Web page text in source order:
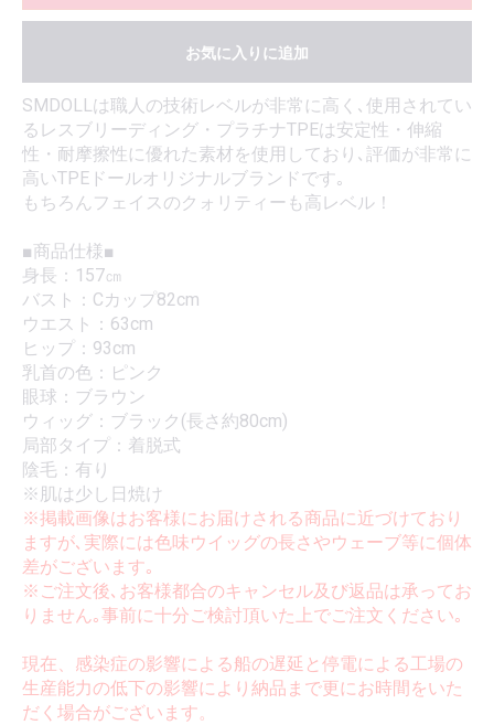
お気に入りに追加
SMDOLLは職人の技術レベルが非常に高く､使用されてい
るレスブリーディング・プラチナTPEは安定性・伸縮
性・耐摩擦性に優れた素材を使用しており､評価が非常に
高いTPEドールオリジナルブランドです｡
もちろんフェイスのクォリティーも高レベル！
■商品仕様■
身長：157㎝
バスト：Cカップ82cm
ウエスト：63cm
ヒップ：93cm
乳首の色：ピンク
眼球：ブラウン
ウィッグ：ブラック(長さ約80cm)
局部タイプ：着脱式
陰毛：有り
※肌は少し日焼け
※掲載画像はお客様にお届けされる商品に近づけており
ますが､実際には色味ウイッグの長さやウェーブ等に個体
差がございます｡
※ご注文後､お客様都合のキャンセル及び返品は承ってお
りません｡事前に十分ご検討頂いた上でご注文ください｡
現在、感染症の影響による船の遅延と停電による工場の
生産能力の低下の影響により納品まで更にお時間をいた
だく場合がございます。